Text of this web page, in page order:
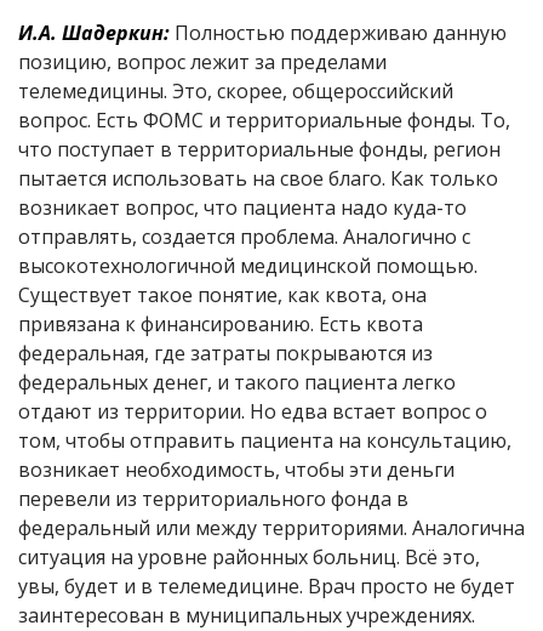
И.А. Шадеркин: Полностью поддерживаю данную
позицию, вопрос лежит за пределами
телемедицины. Это, скорее, общероссийский
вопрос. Есть ФОМС и территориальные фонды. То,
что поступает в территориальные фонды, регион
пытается использовать на свое благо. Как только
возникает вопрос, что пациента надо куда-то
отправлять, создается проблема. Аналогично с
высокотехнологичной медицинской помощью.
Существует такое понятие, как квота, она
привязана к финансированию. Есть квота
федеральная, где затраты покрываются из
федеральных денег, и такого пациента легко
отдают из территории. Но едва встает вопрос о
том, чтобы отправить пациента на консультацию,
возникает необходимость, чтобы эти деньги
перевели из территориального фонда в
федеральный или между территориями. Аналогична
ситуация на уровне районных больниц. Всё это,
увы, будет и в телемедицине. Врач просто не будет
заинтересован в муниципальных учреждениях.